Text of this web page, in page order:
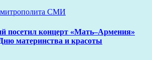
СМИ
посетил концерт «Мать–Армения»
материнства и красоты